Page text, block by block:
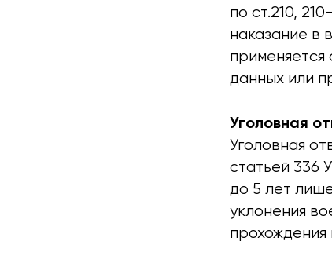
по ст.210,
наказание в
применяется
данных или
Уголовная
Уголовная
статьей 336
до 5 лет
уклонения